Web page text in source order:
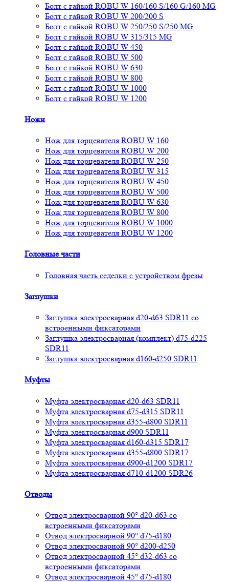
Болт с гайкой ROBU W 160/160 S/160 G/160 MG
Болт с гайкой ROBU W 200/200 S
Болт с гайкой ROBU W 250/250 S/250 MG
Болт с гайкой ROBU W 315/315 MG
Болт с гайкой ROBU W 450
Болт с гайкой ROBU W 500
Болт с гайкой ROBU W 630
Болт с гайкой ROBU W 800
Болт с гайкой ROBU W 1000
Болт с гайкой ROBU W 1200
Ножи
Нож для торцевателя ROBU W 160
Нож для торцевателя ROBU W 200
Нож для торцевателя ROBU W 250
Нож для торцевателя ROBU W 315
Нож для торцевателя ROBU W 450
Нож для торцевателя ROBU W 500
Нож для торцевателя ROBU W 630
Нож для торцевателя ROBU W 800
Нож для торцевателя ROBU W 1000
Нож для торцевателя ROBU W 1200
Головные части
Головная часть седелки с устройством фрезы
Заглушки
Заглушка электросварная d20-d63 SDR11 со
встроенными фиксаторами
Заглушка электросварная (комплект) d75-d225
SDR11
Заглушка электросварная d160-d250 SDR11
Муфты
Муфта электросварная d20-d63 SDR11
Муфта электросварная d75-d315 SDR11
Муфта электросварная d355-d800 SDR11
Муфта электросварная d900 SDR11
Муфта электросварная d160-d315 SDR17
Муфта электросварная d355-d800 SDR17
Муфта электросварная d900-d1200 SDR17
Муфта электросварная d710-d1200 SDR26
Отводы
Отвод электросварной 90° d20-d63 со
встроенными фиксаторами
Отвод электросварной 90° d75-d180
Отвод электросварной 90° d200-d250
Отвод электросварной 45° d32-d63 со
встроенными фиксаторами
Отвод электросварной 45° d75-d180